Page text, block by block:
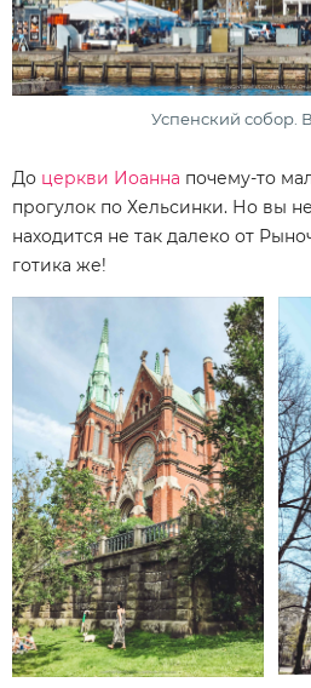
Успенский собор.
До церкви Иоанна почему-то
прогулок по Хельсинки. Но вы
находится не так далеко от
готика же!